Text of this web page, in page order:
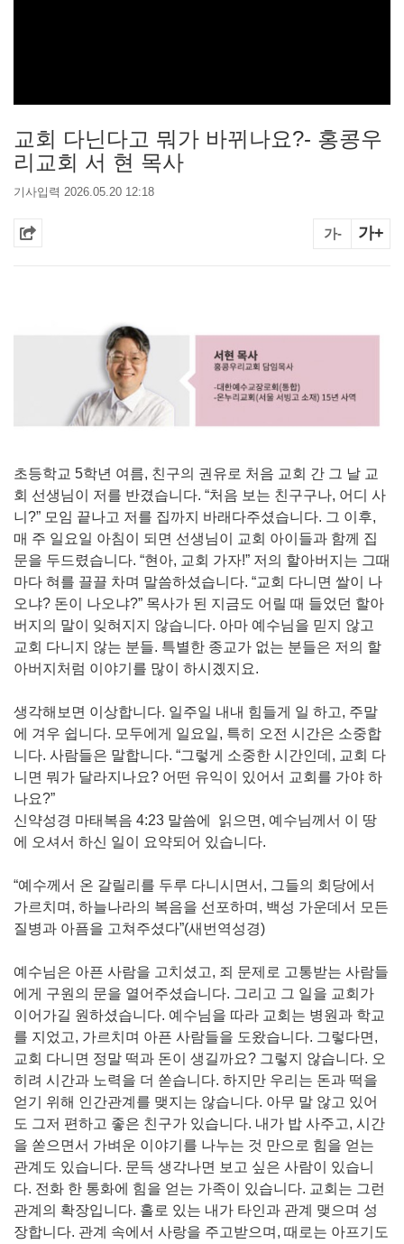
교회 다닌다고 뭐가 바뀌나요?- 홍콩우
리교회 서 현 목사
기사입력 2026.05.20 12:18
가- 가+
초등학교 5학년 여름, 친구의 권유로 처음 교회 간 그 날 교
회 선생님이 저를 반겼습니다. “처음 보는 친구구나, 어디 사
니?” 모임 끝나고 저를 집까지 바래다주셨습니다. 그 이후,
매 주 일요일 아침이 되면 선생님이 교회 아이들과 함께 집
문을 두드렸습니다. “현아, 교회 가자!” 저의 할아버지는 그때
마다 혀를 끌끌 차며 말씀하셨습니다. “교회 다니면 쌀이 나
오냐? 돈이 나오냐?” 목사가 된 지금도 어릴 때 들었던 할아
버지의 말이 잊혀지지 않습니다. 아마 예수님을 믿지 않고
교회 다니지 않는 분들. 특별한 종교가 없는 분들은 저의 할
아버지처럼 이야기를 많이 하시곘지요.
생각해보면 이상합니다. 일주일 내내 힘들게 일 하고, 주말
에 겨우 쉽니다. 모두에게 일요일, 특히 오전 시간은 소중합
니다. 사람들은 말합니다. “그렇게 소중한 시간인데, 교회 다
니면 뭐가 달라지나요? 어떤 유익이 있어서 교회를 가야 하
나요?”
신약성경 마태복음 4:23 말씀에 읽으면, 예수님께서 이 땅
에 오셔서 하신 일이 요약되어 있습니다.
“예수께서 온 갈릴리를 두루 다니시면서, 그들의 회당에서
가르치며, 하늘나라의 복음을 선포하며, 백성 가운데서 모든
질병과 아픔을 고쳐주셨다”(새번역성경)
예수님은 아픈 사람을 고치셨고, 죄 문제로 고통받는 사람들
에게 구원의 문을 열어주셨습니다. 그리고 그 일을 교회가
이어가길 원하셨습니다. 예수님을 따라 교회는 병원과 학교
를 지었고, 가르치며 아픈 사람들을 도왔습니다. 그렇다면,
교회 다니면 정말 떡과 돈이 생길까요? 그렇지 않습니다. 오
히려 시간과 노력을 더 쏟습니다. 하지만 우리는 돈과 떡을
얻기 위해 인간관계를 맺지는 않습니다. 아무 말 않고 있어
도 그저 편하고 좋은 친구가 있습니다. 내가 밥 사주고, 시간
을 쏟으면서 가벼운 이야기를 나누는 것 만으로 힘을 얻는
관계도 있습니다. 문득 생각나면 보고 싶은 사람이 있습니
다. 전화 한 통화에 힘을 얻는 가족이 있습니다. 교회는 그런
관계의 확장입니다. 홀로 있는 내가 타인과 관계 맺으며 성
장합니다. 관계 속에서 사랑을 주고받으며, 때로는 아프기도